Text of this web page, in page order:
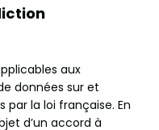
aux
données sur et
la loi française. En
d’un accord à